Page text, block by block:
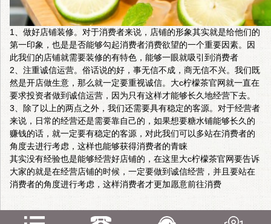
1、做好店铺装修。对于消费者来说，店铺的形象其实就是给他们的
第一印象，也是是否能够勾起消费者消费欲望的一个重要因素。因
此我们的店铺就需要装修的有特色，能够一眼就吸引到消费者
2、注重诚信运营。俗话说的好，事无信不成，商无信不兴。我们既
然是开店做生意，那么就一定要重视诚信。大c柠檬茶官网就一直在
要求投资者做到诚信运营，因为只有这样才能够长久地经营下去。
3、除了以上的两点之外，我们还需要具有稳定的客源。对于经营者
来说，日常的经营还是需要靠自己的，如果想要糖水铺能够长久的
赚钱的话，就一定要有稳定的客源，对此我们可以多站在消费者的
角度去进行考虑，这样也能够获得消费者的青睐
其实没有经验也是能够经营好店铺的，在这里大c柠檬茶官网要告诉
大家的就是在经营店铺的时候，一定要做到诚信经营，并且要站在
消费者的角度进行考虑，这样消费者才更加愿意前往消费